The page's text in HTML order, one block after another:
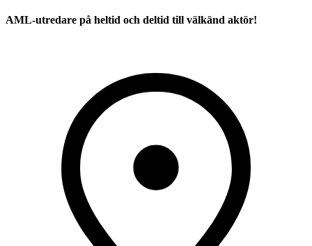
AML-utredare på heltid och deltid till välkänd aktör!